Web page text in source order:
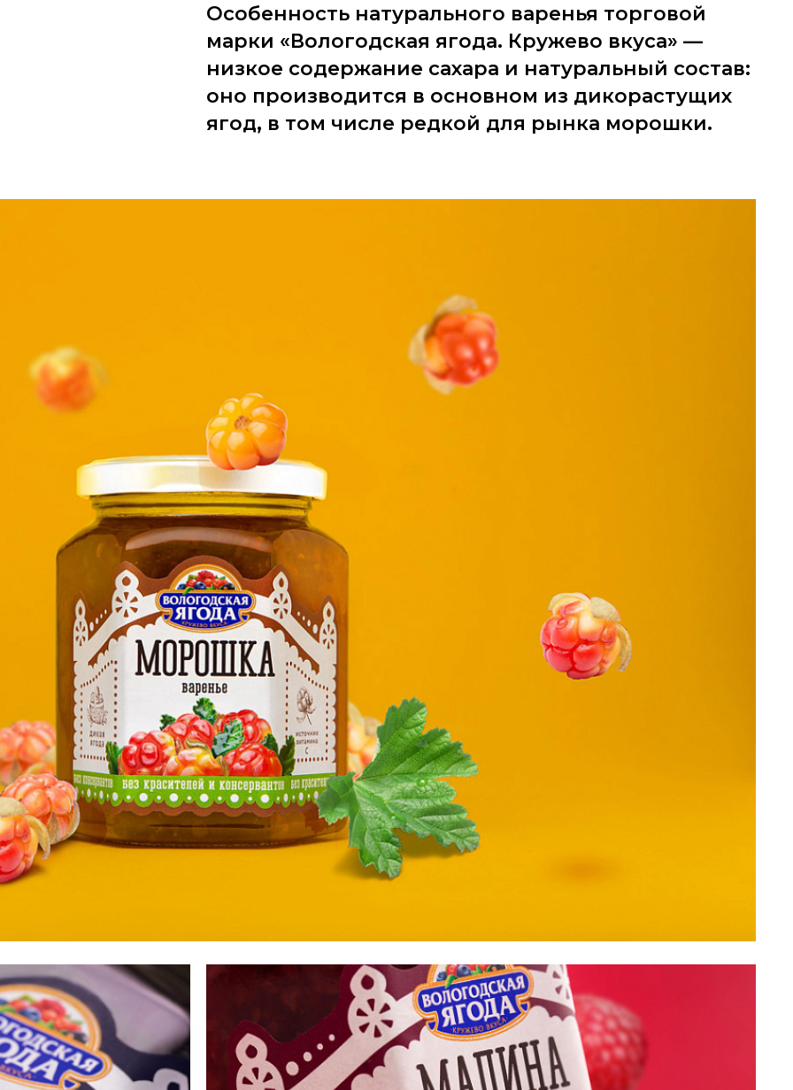
Особенность натурального варенья торговой
марки «Вологодская ягода. Кружево вкуса» —
низкое содержание сахара и натуральный состав:
оно производится в основном из дикорастущих
ягод, в том числе редкой для рынка морошки.